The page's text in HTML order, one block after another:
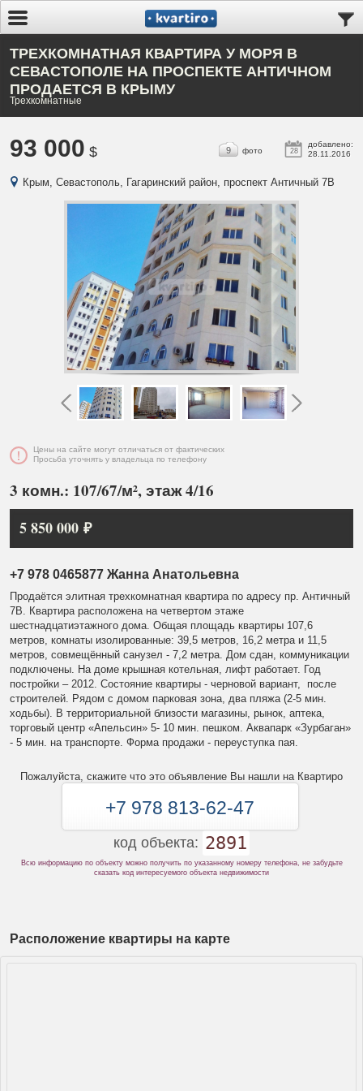
ТРЕХКОМНАТНАЯ КВАРТИРА У МОРЯ В
СЕВАСТОПОЛЕ НА ПРОСПЕКТЕ АНТИЧНОМ
ПРОДАЕТСЯ В КРЫМУ
Трехкомнатные
93 000 $ 28
добавлено:
28.11.2016
9 фото
Крым, Севастополь, Гагаринский район, проспект Античный 7В
Цены на сайте могут отличаться от фактических
Просьба уточнять у владельца по телефону
3 комн.: 107/67/м², этаж 4/16
5 850 000 ₽
+7 978 0465877 Жанна Анатольевна
Продаётся элитная трехкомнатная квартира по адресу пр. Античный
7В. Квартира расположена на четвертом этаже
шестнадцатиэтажного дома. Общая площадь квартиры 107,6
метров, комнаты изолированные: 39,5 метров, 16,2 метра и 11,5
метров, совмещённый санузел - 7,2 метра. Дом сдан, коммуникации
подключены. На доме крышная котельная, лифт работает. Год
постройки – 2012. Состояние квартиры - черновой вариант, после
строителей. Рядом с домом парковая зона, два пляжа (2-5 мин.
ходьбы). В территориальной близости магазины, рынок, аптека,
торговый центр «Апельсин» 5- 10 мин. пешком. Аквапарк «Зурбаган»
- 5 мин. на транспорте. Форма продажи - переуступка пая.
Пожалуйста, скажите что это объявление Вы нашли на Квартиро
+7 978 813-62-47
код объекта: 2891
Всю информацию по объекту можно получить по указанному номеру телефона, не забудьте
сказать код интересуемого объекта недвижимости
Расположение квартиры на карте